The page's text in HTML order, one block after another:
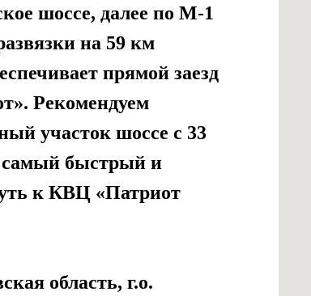
шоссе, далее по М-1
на 59 км
прямой заезд
Рекомендуем
участок шоссе с 33
быстрый и
к КВЦ «Патриот
область, г.о.